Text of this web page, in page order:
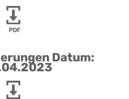
PDF
Datum: